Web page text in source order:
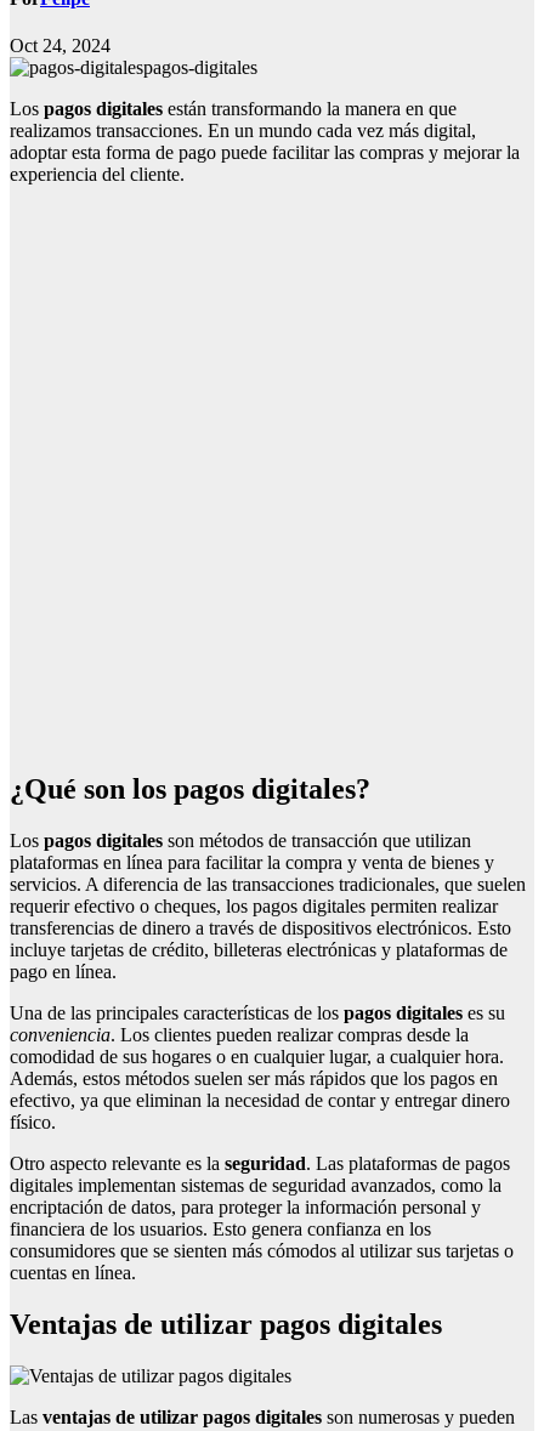
Oct 24, 2024
pagos-digitales
Los pagos digitales están transformando la manera en que
realizamos transacciones. En un mundo cada vez más digital,
adoptar esta forma de pago puede facilitar las compras y mejorar la
experiencia del cliente.
¿Qué son los pagos digitales?
Los pagos digitales son métodos de transacción que utilizan
plataformas en línea para facilitar la compra y venta de bienes y
servicios. A diferencia de las transacciones tradicionales, que suelen
requerir efectivo o cheques, los pagos digitales permiten realizar
transferencias de dinero a través de dispositivos electrónicos. Esto
incluye tarjetas de crédito, billeteras electrónicas y plataformas de
pago en línea.
Una de las principales características de los pagos digitales es su
conveniencia. Los clientes pueden realizar compras desde la
comodidad de sus hogares o en cualquier lugar, a cualquier hora.
Además, estos métodos suelen ser más rápidos que los pagos en
efectivo, ya que eliminan la necesidad de contar y entregar dinero
físico.
Otro aspecto relevante es la seguridad. Las plataformas de pagos
digitales implementan sistemas de seguridad avanzados, como la
encriptación de datos, para proteger la información personal y
financiera de los usuarios. Esto genera confianza en los
consumidores que se sienten más cómodos al utilizar sus tarjetas o
cuentas en línea.
Ventajas de utilizar pagos digitales
Las ventajas de utilizar pagos digitales son numerosas y pueden